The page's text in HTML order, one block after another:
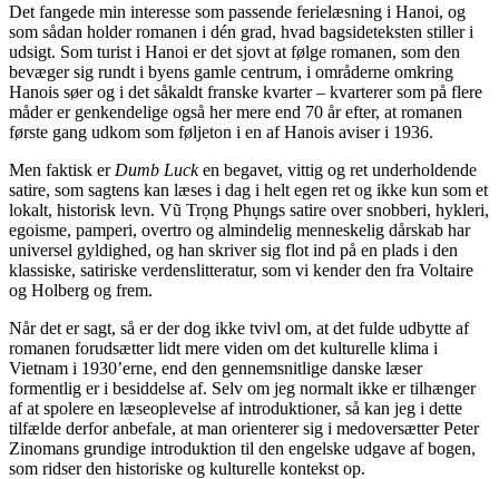
Det fangede min interesse som passende ferielæsning i Hanoi, og
som sådan holder romanen i dén grad, hvad bagsideteksten stiller i
udsigt. Som turist i Hanoi er det sjovt at følge romanen, som den
bevæger sig rundt i byens gamle centrum, i områderne omkring
Hanois søer og i det såkaldt franske kvarter – kvarterer som på flere
måder er genkendelige også her mere end 70 år efter, at romanen
første gang udkom som føljeton i en af Hanois aviser i 1936.
Men faktisk er Dumb Lucken begavet, vittig og ret underholdende
satire, som sagtens kan læses i dag i helt egen ret og ikke kun som et
lokalt, historisk levn. Vũ Trọng Phụngs satire over snobberi, hykleri,
egoisme, pamperi, overtro og almindelig menneskelig dårskab har
universel gyldighed, og han skriver sig flot ind på en plads i den
klassiske, satiriske verdenslitteratur, som vi kender den fra Voltaire
og Holberg og frem.
Når det er sagt, så er der dog ikke tvivl om, at det fulde udbytte af
romanen forudsætter lidt mere viden om det kulturelle klima i
Vietnam i 1930’erne, end den gennemsnitlige danske læser
formentlig er i besiddelse af. Selv om jeg normalt ikke er tilhænger
af at spolere en læseoplevelse af introduktioner, så kan jeg i dette
tilfælde derfor anbefale, at man orienterer sig i medoversætter Peter
Zinomans grundige introduktion til den engelske udgave af bogen,
som ridser den historiske og kulturelle kontekst op.